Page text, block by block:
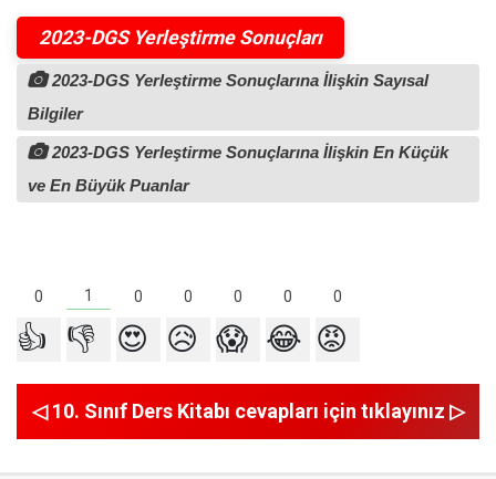
2023-DGS Yerleştirme Sonuçları
2023-DGS Yerleştirme Sonuçlarına İlişkin Sayısal
Bilgiler
2023-DGS Yerleştirme Sonuçlarına İlişkin En Küçük
ve En Büyük Puanlar
0 1 0 0 0 0 0
👍 👎 😍 😥 😱 😂 😡
◁ 10. Sınıf Ders Kitabı cevapları için tıklayınız ▷